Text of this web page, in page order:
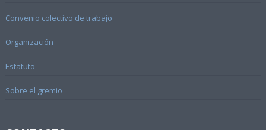
Convenio colectivo de trabajo
Organización
Estatuto
Sobre el gremio